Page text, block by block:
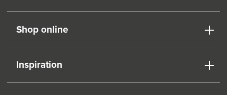
Shop online
Inspiration